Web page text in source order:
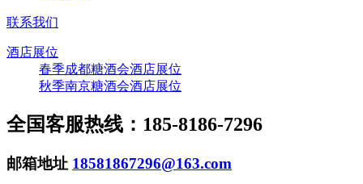
联系我们
酒店展位
春季成都糖酒会酒店展位
秋季南京糖酒会酒店展位
全国客服热线：185-8186-7296
邮箱地址 18581867296@163.com